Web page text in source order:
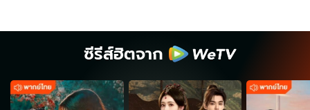
ซีรีส์ฮิตจาก